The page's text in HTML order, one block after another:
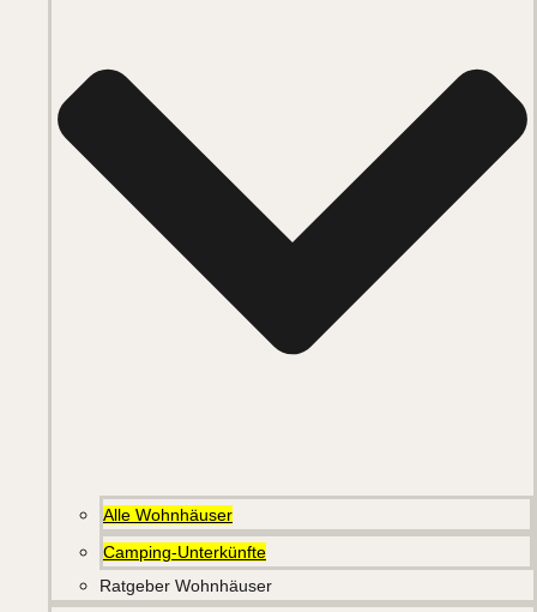
Alle Wohnhäuser
Camping-Unterkünfte
Ratgeber Wohnhäuser